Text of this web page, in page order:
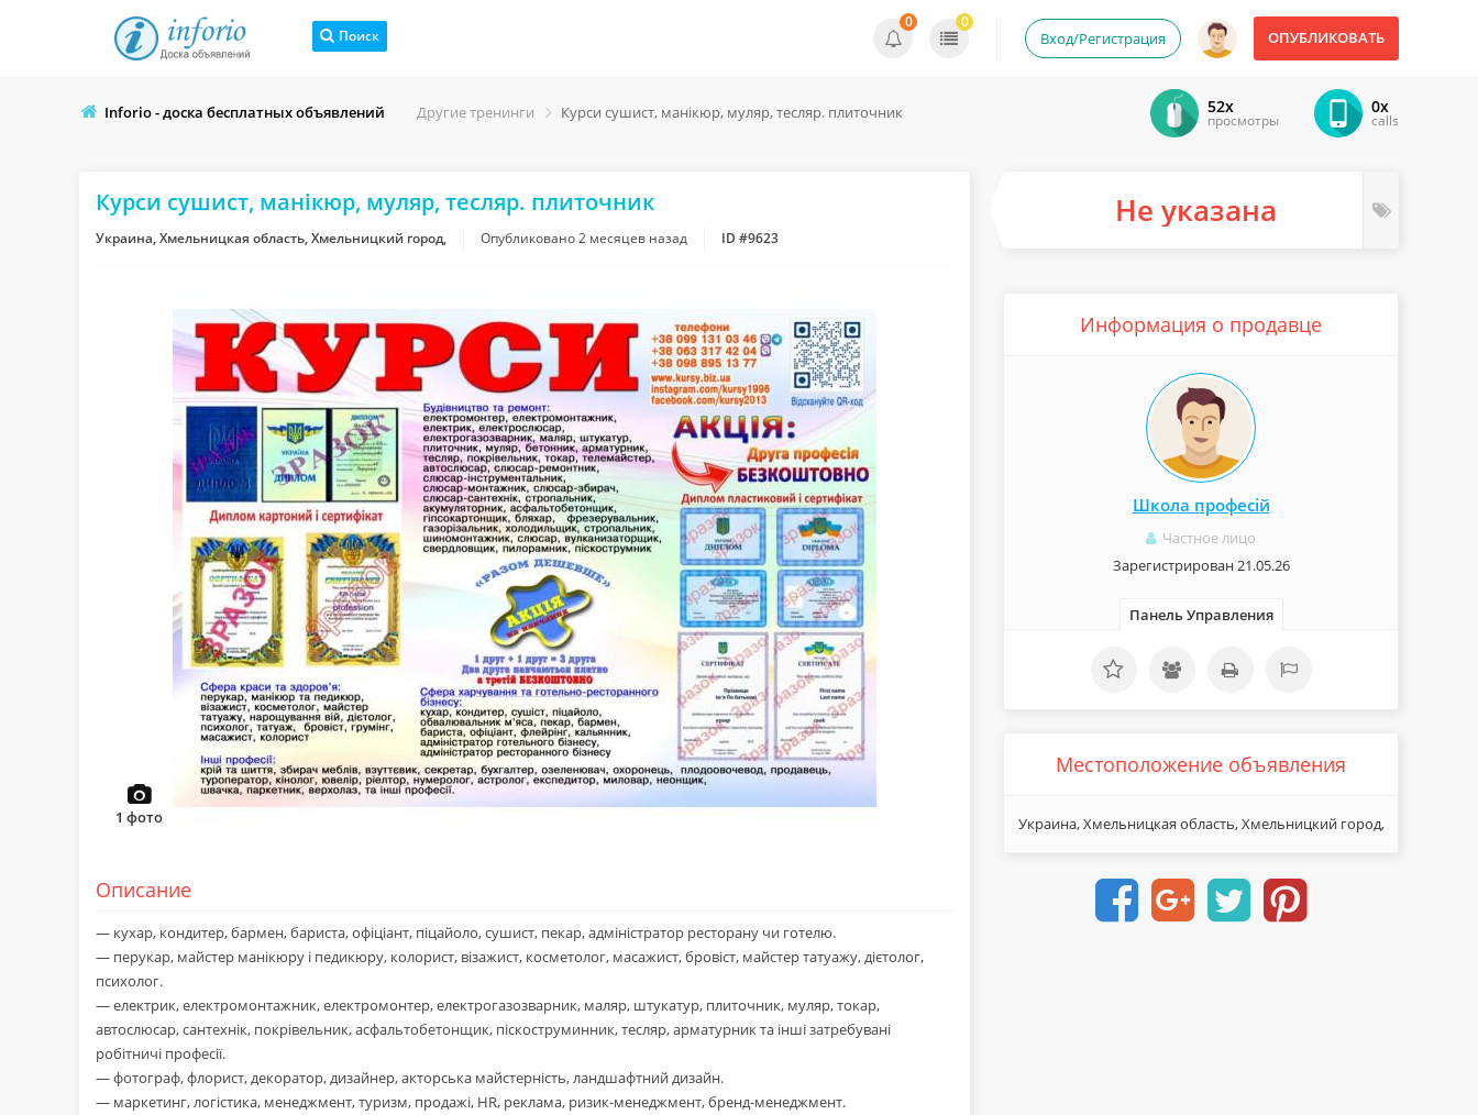
Поиск ОПУБЛИКОВАТЬ
Вход/Регистрация
0 0
Inforio - доска бесплатных объявлений Другие тренинги Курси сушист, манікюр, муляр, тесляр. плиточник 0x
calls
52x
просмотры
Курси сушист, манікюр, муляр, тесляр. плиточник
Украина, Хмельницкая область, Хмельницкий город, Опубликовано2 месяцев назад ID #9623
1 фото
Описание
— кухар, кондитер, бармен, бариста, офіціант, піцайоло, сушист, пекар, адміністратор ресторану чи готелю.
— перукар, майстер манікюру і педикюру, колорист, візажист, косметолог, масажист, бровіст, майстер татуажу, дієтолог,
психолог.
— електрик, електромонтажник, електромонтер, електрогазозварник, маляр, штукатур, плиточник, муляр, токар,
автослюсар, сантехнік, покрівельник, асфальтобетонщик, піскоструминник, тесляр, арматурник та інші затребувані
робітничі професії.
— фотограф, флорист, декоратор, дизайнер, акторська майстерність, ландшафтний дизайн.
— маркетинг, логістика, менеджмент, туризм, продажі, HR, реклама, ризик-менеджмент, бренд-менеджмент.
Не указана
Информация о продавце
Школа професій
Частное лицо
Зарегистрирован 21.05.26
Панель Управления
Местоположение объявления
Украина, Хмельницкая область, Хмельницкий город,